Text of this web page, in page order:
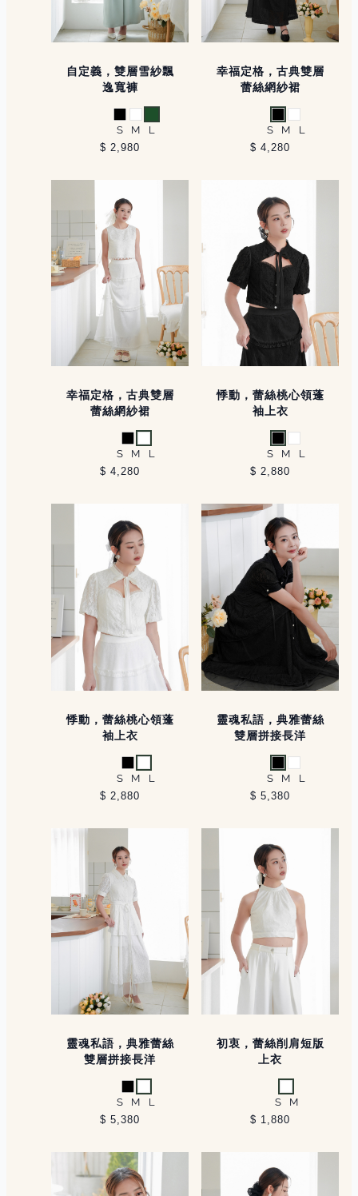
自定義，雙層雪紗飄
逸寬褲
黑 白 綠
S M
L
$ 2,980
幸福定格，古典雙層
蕾絲網紗裙
黑 白
S M
L
$ 4,280
幸福定格，古典雙層
蕾絲網紗裙
黑 白
S M
L
$ 4,280
悸動，蕾絲桃心領蓬
袖上衣
黑 白
S M
L
$ 2,880
悸動，蕾絲桃心領蓬
袖上衣
黑 白
S M
L
$ 2,880
靈魂私語，典雅蕾絲
雙層拼接長洋
黑 白
S M
L
$ 5,380
靈魂私語，典雅蕾絲
雙層拼接長洋
黑 白
S M
L
$ 5,380
初衷，蕾絲削肩短版
上衣
白
S
M
$ 1,880